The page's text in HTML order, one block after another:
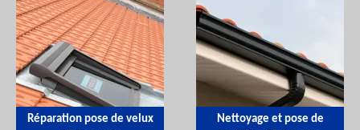
Réparation pose de velux
Nettoyage et pose de